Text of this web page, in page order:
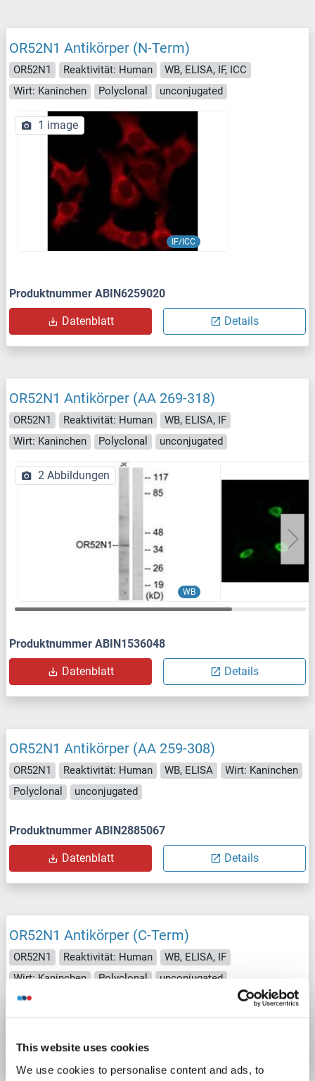
This website uses cookies
We use cookies to personalise content and ads, to
OR52N1 Antikörper (N-Term)
OR52N1 Reaktivität: Human
WB, ELISA, IF, ICC
Wirt: Kaninchen
Polyclonal unconjugated
IF/ICC
1 image
Produktnummer ABIN6259020
Datenblatt Details
OR52N1 Antikörper (AA 269-318)
OR52N1 Reaktivität: Human
WB, ELISA, IF
Wirt: Kaninchen
Polyclonal unconjugated
WB
2 Abbildungen
Produktnummer ABIN1536048
Datenblatt Details
OR52N1 Antikörper (AA 259-308)
OR52N1 Reaktivität: Human WB, ELISA
Wirt: Kaninchen
Polyclonal
unconjugated
Produktnummer ABIN2885067
Datenblatt Details
OR52N1 Antikörper (C-Term)
OR52N1 Reaktivität: Human
WB, ELISA, IF
Wirt: Kaninchen
Polyclonal unconjugated
Produktnummer ABIN7185339
Datenblatt